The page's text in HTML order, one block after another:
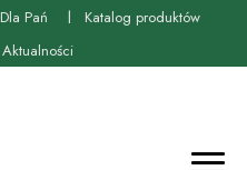
Dla Pań
Katalog produktów
Aktualności